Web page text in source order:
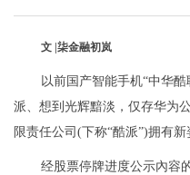
文 |柒金融初岚
以前国产智能手机“中华
派、想到光辉黯淡，仅存华为
限责任公司(下称“酷派”)拥有新
经股票停牌进度公示內容